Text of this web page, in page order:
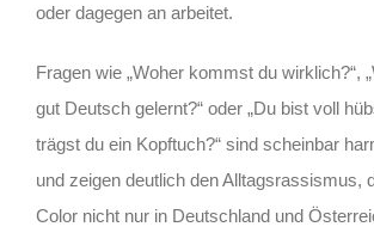
oder dagegen an arbeitet.
Fragen wie „Woher kommst du wirklich?“,
gut Deutsch gelernt?“ oder „Du bist voll
trägst du ein Kopftuch?“ sind scheinbar
und zeigen deutlich den Alltagsrassismus,
Color nicht nur in Deutschland und